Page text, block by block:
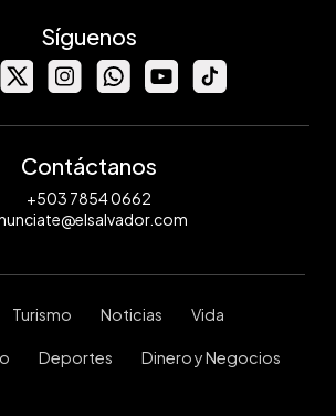
Síguenos
Contáctanos
+503 7854 0662
Turismo Noticias Vida
Deportes Dinero y Negocios